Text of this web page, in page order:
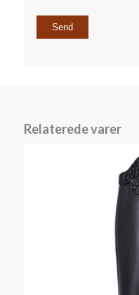
Relaterede varer